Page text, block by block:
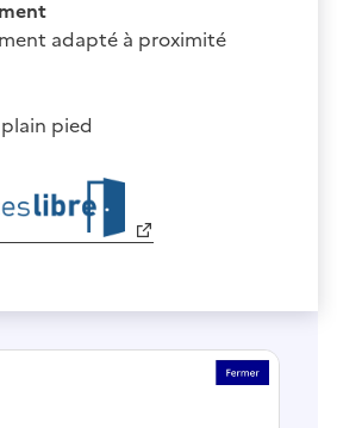
adapté à proximité
pied